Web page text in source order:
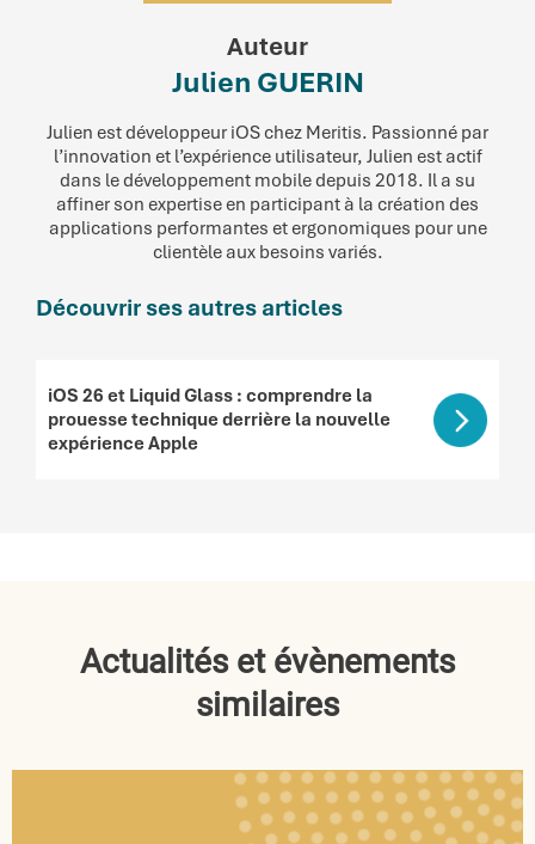
Auteur
Julien GUERIN
Julien est développeur iOS chez Meritis. Passionné par
l’innovation et l’expérience utilisateur, Julien est actif
dans le développement mobile depuis 2018. Il a su
affiner son expertise en participant à la création des
applications performantes et ergonomiques pour une
clientèle aux besoins variés.
Découvrir ses autres articles
iOS 26 et Liquid Glass : comprendre la
prouesse technique derrière la nouvelle
expérience Apple
Actualités et évènements
similaires